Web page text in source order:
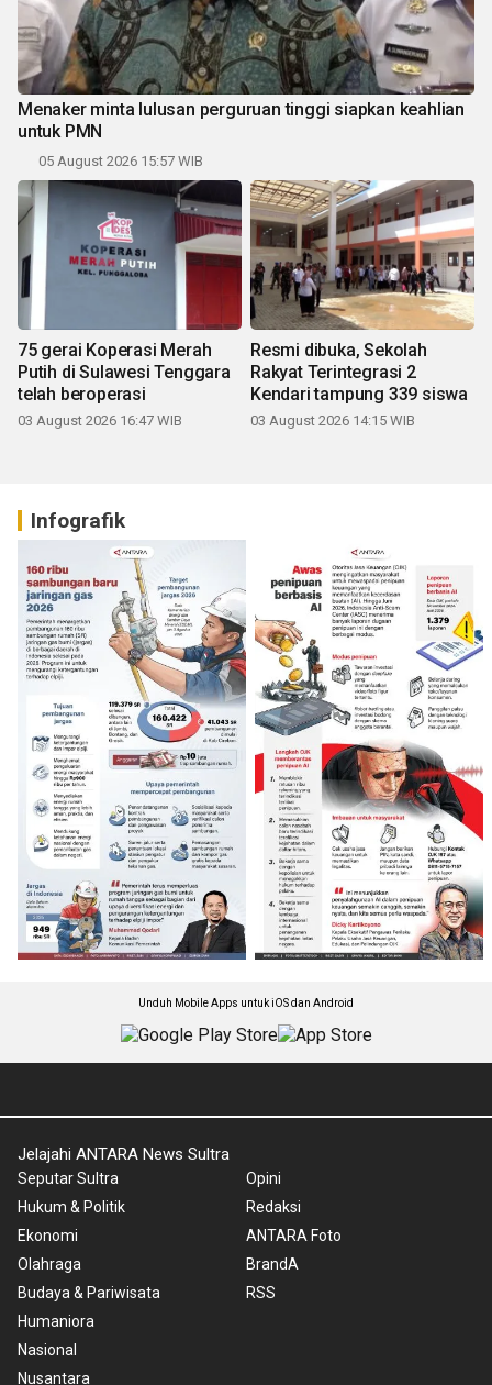
Menaker minta lulusan perguruan tinggi siapkan keahlian
untuk PMN
05 August 2026 15:57 WIB
75 gerai Koperasi Merah
Putih di Sulawesi Tenggara
telah beroperasi
03 August 2026 16:47 WIB
Resmi dibuka, Sekolah
Rakyat Terintegrasi 2
Kendari tampung 339 siswa
03 August 2026 14:15 WIB
Infografik
Unduh Mobile Apps untuk iOS dan Android
Jelajahi ANTARA News Sultra
Seputar Sultra
Hukum & Politik
Ekonomi
Olahraga
Budaya & Pariwisata
Humaniora
Nasional
Nusantara
Opini
Redaksi
ANTARA Foto
BrandA
RSS